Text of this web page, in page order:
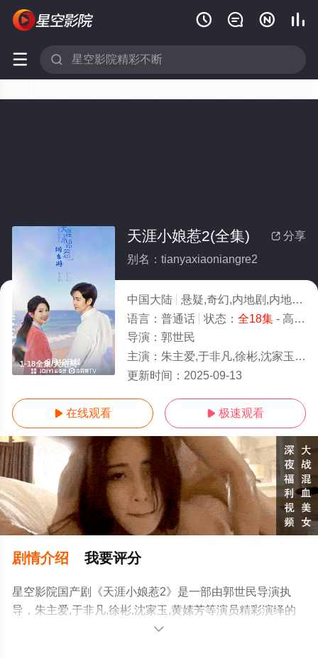
   
 
1-18全集/大结局
 分享
天涯小娘惹2(全集)
别名：tianyaxiaoniangre2
中国大陆 悬疑,奇幻,内地剧,内地
语言： 普通话 状态： 全18集- 高清免费在线观看
导演： 郭世民
主演： 朱主爱,于非凡,徐彬,沈家玉,黄嫊芳
更新时间： 2025-09-13
 在线观看  极速观看
剧情介绍 我要评分
星空影院国产剧《天涯小娘惹2》是一部由郭世民导演执
导，朱主爱,于非凡,徐彬,沈家玉,黄嫊芳等演员精彩演绎的
中国大陆电视剧，大结局剧情已揭晓（1-18全集），手机
